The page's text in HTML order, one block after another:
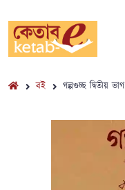
বই গল্পগুচ্ছ দ্বিতীয় ভাগ